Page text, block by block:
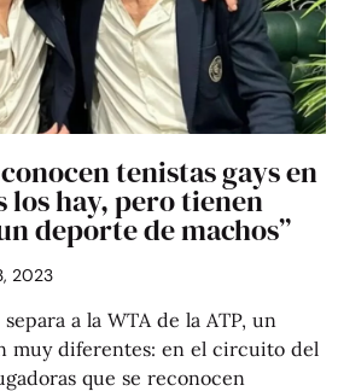
tenistas gays en
los hay, pero tienen
deporte de machos”
2023
separa a la WTA de la ATP, un
muy diferentes: en el circuito del
que se reconocen